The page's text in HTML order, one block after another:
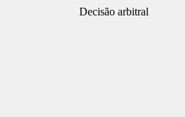
Decisão arbitral